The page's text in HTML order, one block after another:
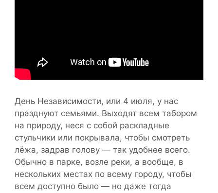
День Независимости, или 4 июля, у нас
празднуют семьями. Выходят всем табором
на природу, неся с собой раскладные
стульчики или покрывала, чтобы смотреть
лёжа, задрав голову — так удобнее всего.
Обычно в парке, возле реки, а вообще, в
нескольких местах по всему городу, чтобы
всем доступно было — но даже тогда